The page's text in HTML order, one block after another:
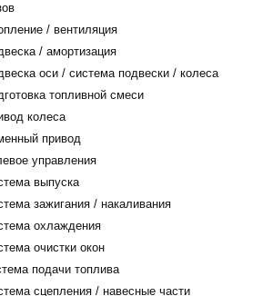
/ вентиляция
/ амортизация
оси / система подвески / колеса
топливной смеси
колеса
привод
управления
выпуска
зажигания / накаливания
охлаждения
очистки окон
подачи топлива
сцепления / навесные части